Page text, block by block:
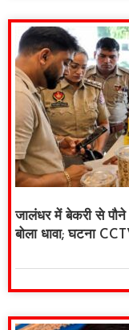
जालंधर में बेकरी से पौने
बोला धावा; घटना